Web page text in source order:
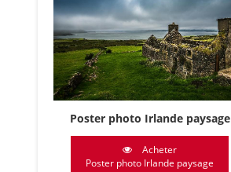
Poster photo Irlande paysage
Acheter
Poster photo Irlande paysage